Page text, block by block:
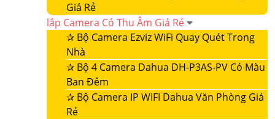
Giá Rẻ
lắp Camera Có Thu Âm Giá Rẻ
✰ Bộ Camera Ezviz WiFi Quay Quét Trong
Nhà
✰ Bộ 4 Camera Dahua DH-P3AS-PV Có Màu
Ban Đêm
✰ Bộ Camera IP WIFI Dahua Văn Phòng Giá
Rẻ